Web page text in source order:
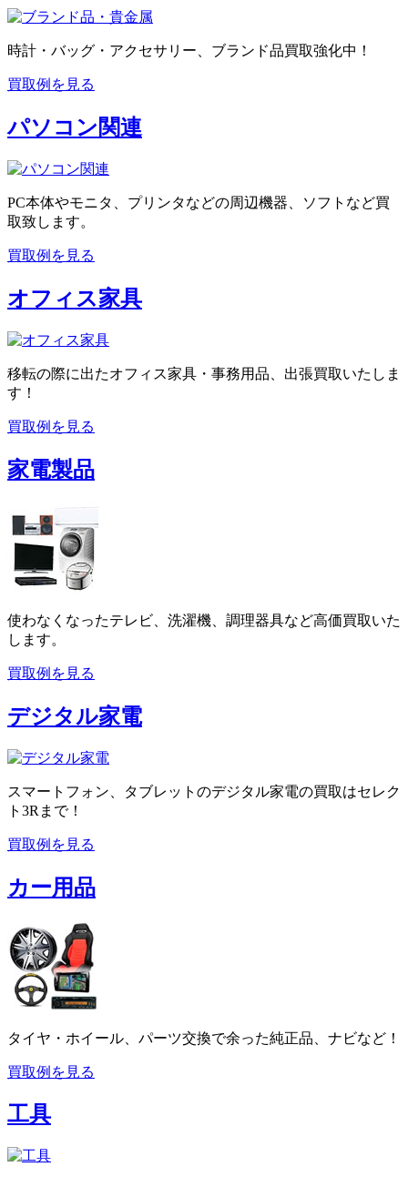
時計・バッグ・アクセサリー、ブランド品買取強化中！
買取例を見る
パソコン関連
PC本体やモニタ、プリンタなどの周辺機器、ソフトなど買
取致します。
買取例を見る
オフィス家具
移転の際に出たオフィス家具・事務用品、出張買取いたしま
す！
買取例を見る
家電製品
使わなくなったテレビ、洗濯機、調理器具など高価買取いた
します。
買取例を見る
デジタル家電
スマートフォン、タブレットのデジタル家電の買取はセレク
ト3Rまで！
買取例を見る
カー用品
タイヤ・ホイール、パーツ交換で余った純正品、ナビなど！
買取例を見る
工具